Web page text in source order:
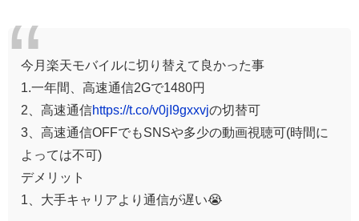
今月楽天モバイルに切り替えて良かった事
1.一年間、高速通信2Gで1480円
2、高速通信https://t.co/v0jI9gxxvjの切替可
3、高速通信OFFでもSNSや多少の動画視聴可(時間に
よっては不可)
デメリット
1、大手キャリアより通信が遅い😭